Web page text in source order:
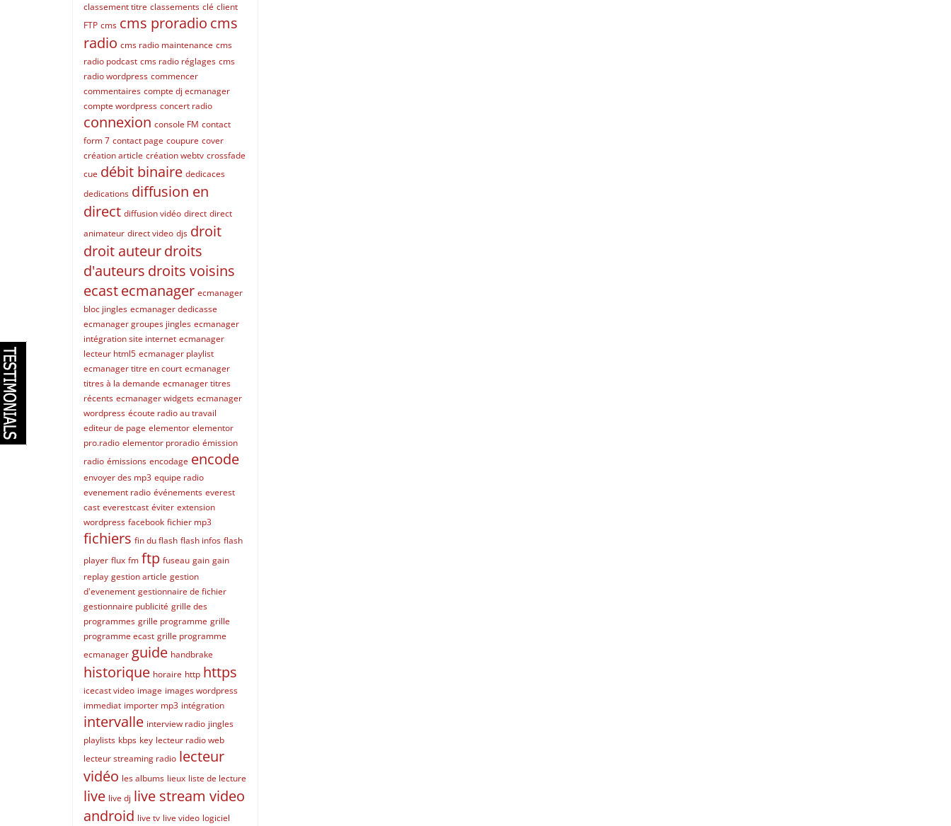
classement titre classements clé client
FTP cms cms proradio cms
radio cms radio maintenance cms
radio podcast cms radio réglages cms
radio wordpress commencer
commentaires compte dj ecmanager
compte wordpress concert radio
connexion console FM contact
form 7 contact page coupure cover
création article création webtv crossfade
cue débit binaire dedicaces
dedications diffusion en
direct diffusion vidéo direct direct
animateur direct video djs droit
droit auteurdroits
d'auteurs droits voisins
ecastecmanager ecmanager
bloc jingles ecmanager dedicasse
ecmanager groupes jingles ecmanager
intégration site internet ecmanager
lecteur html5 ecmanager playlist
ecmanager titre en court ecmanager
titres à la demande ecmanager titres
récents ecmanager widgets ecmanager
wordpress écoute radio au travail
editeur de page elementor elementor
pro.radio elementor proradio émission
radio émissions encodage encode
envoyer des mp3 equipe radio
evenement radio événements everest
cast everestcast éviter extension
wordpress facebook fichier mp3
fichiers fin du flash flash infos flash
player flux fm ftp fuseau gain gain
replay gestion article gestion
d'evenement gestionnaire de fichier
gestionnaire publicité grille des
programmes grille programme grille
programme ecast grille programme
ecmanager guide handbrake
historique horaire http https
icecast video image images wordpress
immediat importer mp3 intégration
intervalle interview radio jingles
playlists kbps key lecteur radio web
lecteur streaming radio lecteur
vidéo les albums lieux liste de lecture
live live dj live stream video
android live tv live video logiciel